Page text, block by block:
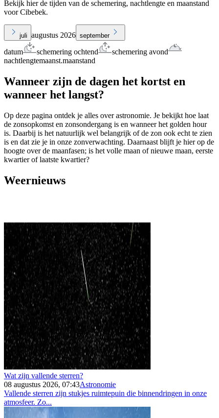
Bekijk hier de tijden van de schemering, nachtlengte en maanstand
voor Cibebek.
juli augustus 2026 september
datum schemering ochtend
schemering avond
nachtlengtemaanst.maanstand
Wanneer zijn de dagen het kortst en
wanneer het langst?
Op deze pagina ontdek je alles over astronomie. Je bekijkt hoe laat
de zonsopkomst en zonsondergang is en wanneer het golden hour
is. Daarbij is het natuurlijk wel belangrijk of de zon ook echt te zien
is en dat zie je in onze zonverwachting. Daarnaast blijft je hier op de
hoogte over de maanfasen; is het volle maan of nieuwe maan, eerste
kwartier of laatste kwartier?
Weernieuws
Wat zijn vallende sterren?
08 augustus 2026, 07:43Astronomie
Vallende sterren zijn stukjes ruimtepuin die binnendringen in onze
atmosfeer. Zo...